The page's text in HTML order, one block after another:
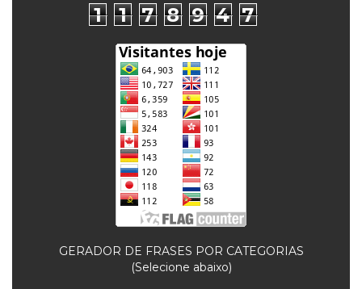
1 1 7 8 9 4 7
GERADOR DE FRASES POR CATEGORIAS
(Selecione abaixo)